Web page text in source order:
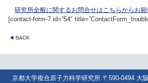
研究所全般に関するお問合せはこちらからお願
[contact-form-7 id=”54″
京都大学複合原子力科学研究所 〒590-0494 大